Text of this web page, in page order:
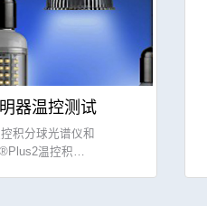
器温控测试
积分球光谱仪和
温控积…